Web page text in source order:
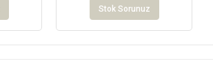
Stok Sorunuz